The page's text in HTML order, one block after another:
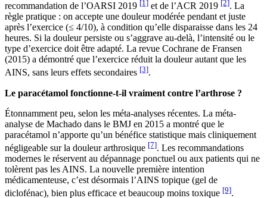
recommandation de l’OARSI 2019 [1] et de l’ACR 2019 [2]. La
règle pratique : on accepte une douleur modérée pendant et juste
après l’exercice (≤ 4/10), à condition qu’elle disparaisse dans les 24
heures. Si la douleur persiste ou s’aggrave au-delà, l’intensité ou le
type d’exercice doit être adapté. La revue Cochrane de Fransen
(2015) a démontré que l’exercice réduit la douleur autant que les
AINS, sans leurs effets secondaires [3].
Le paracétamol fonctionne-t-il vraiment contre l’arthrose ?
Étonnamment peu, selon les méta-analyses récentes. La méta-
analyse de Machado dans le BMJ en 2015 a montré que le
paracétamol n’apporte qu’un bénéfice statistique mais cliniquement
négligeable sur la douleur arthrosique [7]. Les recommandations
modernes le réservent au dépannage ponctuel ou aux patients qui ne
tolèrent pas les AINS. La nouvelle première intention
médicamenteuse, c’est désormais l’AINS topique (gel de
diclofénac), bien plus efficace et beaucoup moins toxique [9].